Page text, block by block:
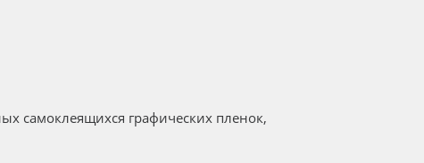
самоклеящихся графических пленок,